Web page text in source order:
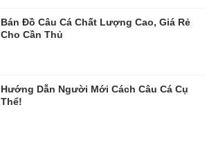
Bán Đồ Câu Cá Chất Lượng Cao, Giá Rẻ
Cho Cần Thủ
Hướng Dẫn Người Mới Cách Câu Cá Cụ
Thể!